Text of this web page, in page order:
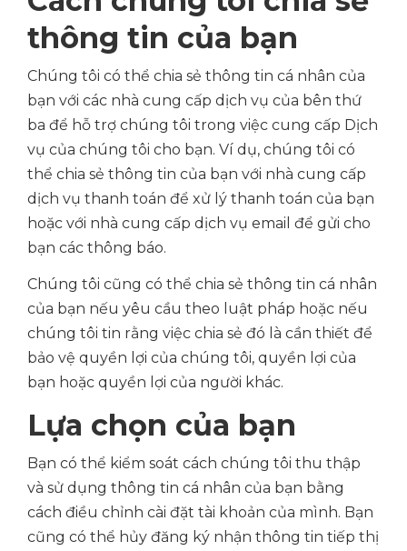
thông tin của bạn
Chúng tôi có thể chia sẻ thông tin cá nhân của
bạn với các nhà cung cấp dịch vụ của bên thứ
ba để hỗ trợ chúng tôi trong việc cung cấp Dịch
vụ của chúng tôi cho bạn. Ví dụ, chúng tôi có
thể chia sẻ thông tin của bạn với nhà cung cấp
dịch vụ thanh toán để xử lý thanh toán của bạn
hoặc với nhà cung cấp dịch vụ email để gửi cho
bạn các thông báo.
Chúng tôi cũng có thể chia sẻ thông tin cá nhân
của bạn nếu yêu cầu theo luật pháp hoặc nếu
chúng tôi tin rằng việc chia sẻ đó là cần thiết để
bảo vệ quyền lợi của chúng tôi, quyền lợi của
bạn hoặc quyền lợi của người khác.
Lựa chọn của bạn
Bạn có thể kiểm soát cách chúng tôi thu thập
và sử dụng thông tin cá nhân của bạn bằng
cách điều chỉnh cài đặt tài khoản của mình. Bạn
cũng có thể hủy đăng ký nhận thông tin tiếp thị